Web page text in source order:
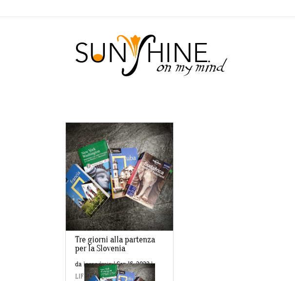
Tre giorni alla partenza
per la Slovenia
da laraadmin|Gen 16, 2022|
LIFESTYLE